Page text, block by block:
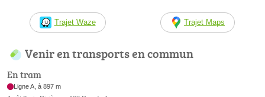
Trajet Waze Trajet Maps
Venir en transports en commun
En tram
Ligne A, à 897 m